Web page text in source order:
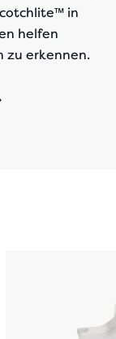
in
helfen
zu erkennen.